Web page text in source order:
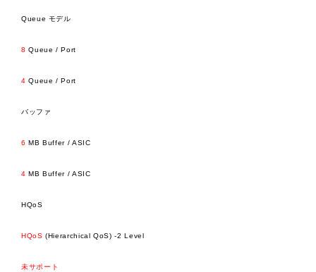
Queue モデル
8 Queue / Port
4 Queue / Port
バッファ
6 MB Buffer / ASIC
4 MB Buffer / ASIC
HQoS
HQoS (Hierarchical QoS) -2 Level
未サポート